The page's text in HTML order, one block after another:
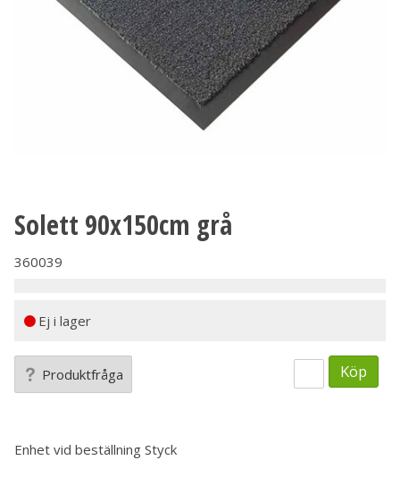
Solett 90x150cm grå
360039
Ej i lager
Produktfråga Köp
Enhet vid beställning Styck